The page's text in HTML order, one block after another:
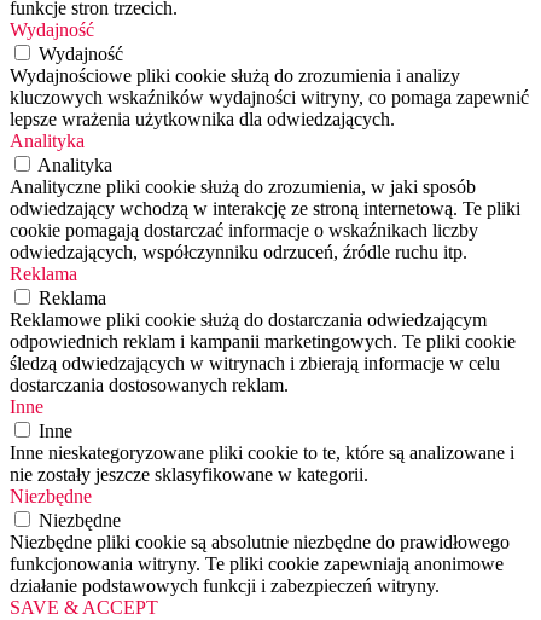
funkcje stron trzecich.
Wydajność
Wydajność
Wydajnościowe pliki cookie służą do zrozumienia i analizy
kluczowych wskaźników wydajności witryny, co pomaga zapewnić
lepsze wrażenia użytkownika dla odwiedzających.
Analityka
Analityka
Analityczne pliki cookie służą do zrozumienia, w jaki sposób
odwiedzający wchodzą w interakcję ze stroną internetową. Te pliki
cookie pomagają dostarczać informacje o wskaźnikach liczby
odwiedzających, współczynniku odrzuceń, źródle ruchu itp.
Reklama
Reklama
Reklamowe pliki cookie służą do dostarczania odwiedzającym
odpowiednich reklam i kampanii marketingowych. Te pliki cookie
śledzą odwiedzających w witrynach i zbierają informacje w celu
dostarczania dostosowanych reklam.
Inne
Inne
Inne nieskategoryzowane pliki cookie to te, które są analizowane i
nie zostały jeszcze sklasyfikowane w kategorii.
Niezbędne
Niezbędne
Niezbędne pliki cookie są absolutnie niezbędne do prawidłowego
funkcjonowania witryny. Te pliki cookie zapewniają anonimowe
działanie podstawowych funkcji i zabezpieczeń witryny.
SAVE & ACCEPT